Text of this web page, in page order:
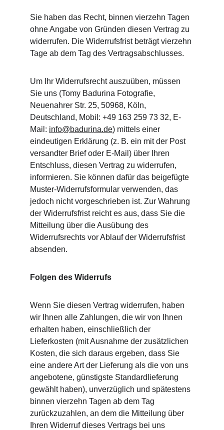
Sie haben das Recht, binnen vierzehn Tagen
ohne Angabe von Gründen diesen Vertrag zu
widerrufen. Die Widerrufsfrist beträgt vierzehn
Tage ab dem Tag des Vertragsabschlusses.
Um Ihr Widerrufsrecht auszuüben, müssen
Sie uns (Tomy Badurina Fotografie,
Neuenahrer Str. 25, 50968, Köln,
Deutschland, Mobil: +49 163 259 73 32, E-
Mail: info@badurina.de) mittels einer
eindeutigen Erklärung (z. B. ein mit der Post
versandter Brief oder E-Mail) über Ihren
Entschluss, diesen Vertrag zu widerrufen,
informieren. Sie können dafür das beigefügte
Muster-Widerrufsformular verwenden, das
jedoch nicht vorgeschrieben ist. Zur Wahrung
der Widerrufsfrist reicht es aus, dass Sie die
Mitteilung über die Ausübung des
Widerrufsrechts vor Ablauf der Widerrufsfrist
absenden.
Folgen des Widerrufs
Wenn Sie diesen Vertrag widerrufen, haben
wir Ihnen alle Zahlungen, die wir von Ihnen
erhalten haben, einschließlich der
Lieferkosten (mit Ausnahme der zusätzlichen
Kosten, die sich daraus ergeben, dass Sie
eine andere Art der Lieferung als die von uns
angebotene, günstigste Standardlieferung
gewählt haben), unverzüglich und spätestens
binnen vierzehn Tagen ab dem Tag
zurückzuzahlen, an dem die Mitteilung über
Ihren Widerruf dieses Vertrags bei uns